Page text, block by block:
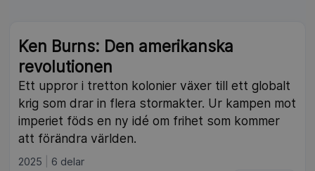
Ken Burns: Den amerikanska
revolutionen
Ett uppror i tretton kolonier växer till ett globalt
krig som drar in flera stormakter. Ur kampen mot
imperiet föds en ny idé om frihet som kommer
att förändra världen.
2025 6 delar